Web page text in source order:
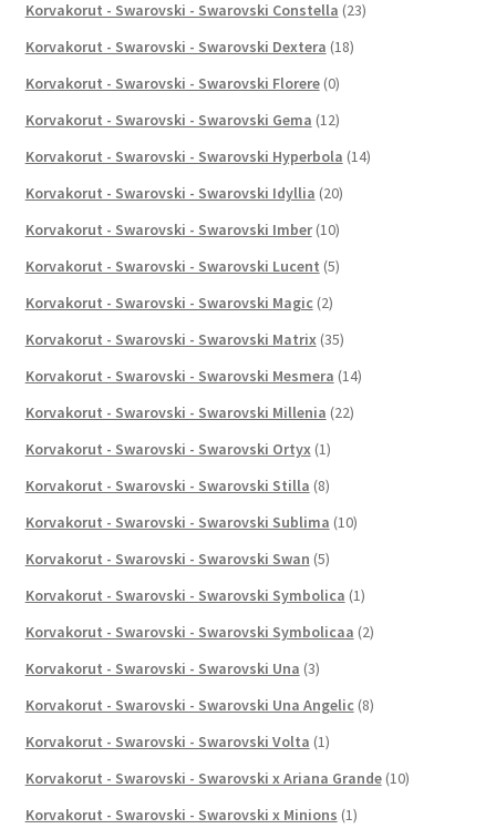
Korvakorut - Swarovski - Swarovski Constella (23)
Korvakorut - Swarovski - Swarovski Dextera (18)
Korvakorut - Swarovski - Swarovski Florere (0)
Korvakorut - Swarovski - Swarovski Gema (12)
Korvakorut - Swarovski - Swarovski Hyperbola (14)
Korvakorut - Swarovski - Swarovski Idyllia (20)
Korvakorut - Swarovski - Swarovski Imber (10)
Korvakorut - Swarovski - Swarovski Lucent (5)
Korvakorut - Swarovski - Swarovski Magic (2)
Korvakorut - Swarovski - Swarovski Matrix (35)
Korvakorut - Swarovski - Swarovski Mesmera (14)
Korvakorut - Swarovski - Swarovski Millenia (22)
Korvakorut - Swarovski - Swarovski Ortyx (1)
Korvakorut - Swarovski - Swarovski Stilla (8)
Korvakorut - Swarovski - Swarovski Sublima (10)
Korvakorut - Swarovski - Swarovski Swan (5)
Korvakorut - Swarovski - Swarovski Symbolica (1)
Korvakorut - Swarovski - Swarovski Symbolicaa (2)
Korvakorut - Swarovski - Swarovski Una (3)
Korvakorut - Swarovski - Swarovski Una Angelic (8)
Korvakorut - Swarovski - Swarovski Volta (1)
Korvakorut - Swarovski - Swarovski x Ariana Grande (10)
Korvakorut - Swarovski - Swarovski x Minions (1)